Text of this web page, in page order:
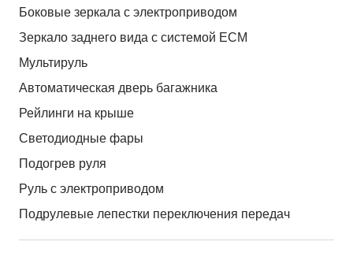
Боковые зеркала с электроприводом
Зеркало заднего вида с системой ЕСМ
Мультируль
Автоматическая дверь багажника
Рейлинги на крыше
Светодиодные фары
Подогрев руля
Руль с электроприводом
Подрулевые лепестки переключения передач